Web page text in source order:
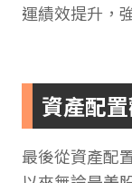
運績效提升，
資產配
最後從資產配